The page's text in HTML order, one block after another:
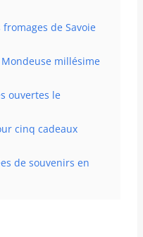
de Savoie
millésime
ouvertes le
cinq cadeaux
de souvenirs en